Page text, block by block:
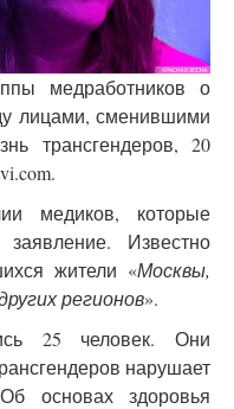
медработников о
лицами, сменившими
трансгендеров, 20
медиков, которые
Известно
жители «Москвы,
регионов».
25 человек. Они
нарушает
основах здоровья